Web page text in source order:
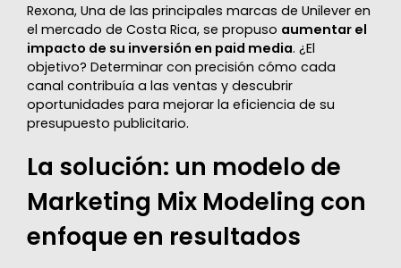
Rexona, Una de las principales marcas de Unilever en
el mercado de Costa Rica, se propuso aumentar el
impacto de su inversión en paid media. ¿El
objetivo? Determinar con precisión cómo cada
canal contribuía a las ventas y descubrir
oportunidades para mejorar la eficiencia de su
presupuesto publicitario.
La solución: un modelo de
Marketing Mix Modeling con
enfoque en resultados